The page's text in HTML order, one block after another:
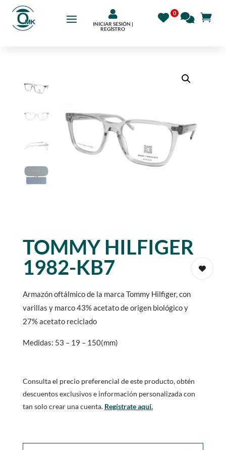

INICIAR SESIÓN |
REGÍSTRO
TOMMY HILFIGER
1982-KB7
Armazón oftálmico de la marca Tommy Hilfiger, con
varillas y marco 43% acetato de origen biológico y
27% acetato reciclado
Medidas: 53 – 19 – 150(mm)
Consulta el precio preferencial de este producto, obtén
descuentos exclusivos e información personalizada con
tan solo crear una cuenta. Regístrate aquí.